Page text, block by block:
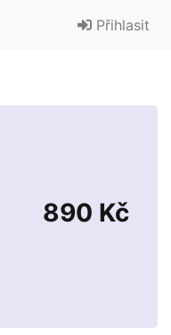
Přihlasit
890 Kč